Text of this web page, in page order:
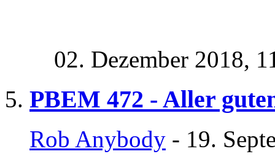
02. Dezember 2018,
PBEM 472 - Aller
Rob Anybody - 19.